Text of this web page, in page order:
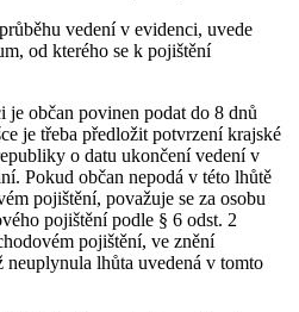
vedení v evidenci, uvede
od kterého se k pojištění
je občan povinen podat do 8 dnů
je třeba předložit potvrzení krajské
o datu ukončení vedení v
Pokud občan nepodá v této lhůtě
pojištění, považuje se za osobu
pojištění podle § 6 odst. 2
pojištění, ve znění
lhůta uvedená v tomto